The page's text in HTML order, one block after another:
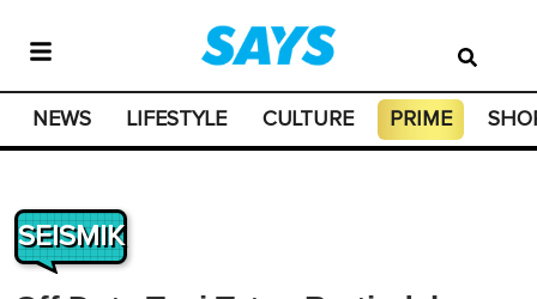
NEWS LIFESTYLE CULTURE PRIME
SEISMIK